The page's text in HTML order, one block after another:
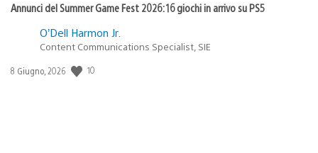
Annunci del Summer Game Fest 2026: 16 giochi in arrivo su PS5
O’Dell Harmon Jr.
Content Communications Specialist, SIE
Data
8 Giugno, 2026 10